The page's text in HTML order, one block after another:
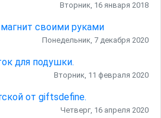
Вторник, 16 января 2018
своими руками
Понедельник, 7 декабря 2020
для подушки.
Вторник, 11 февраля 2020
от giftsdefine.
Четверг, 16 апреля 2020